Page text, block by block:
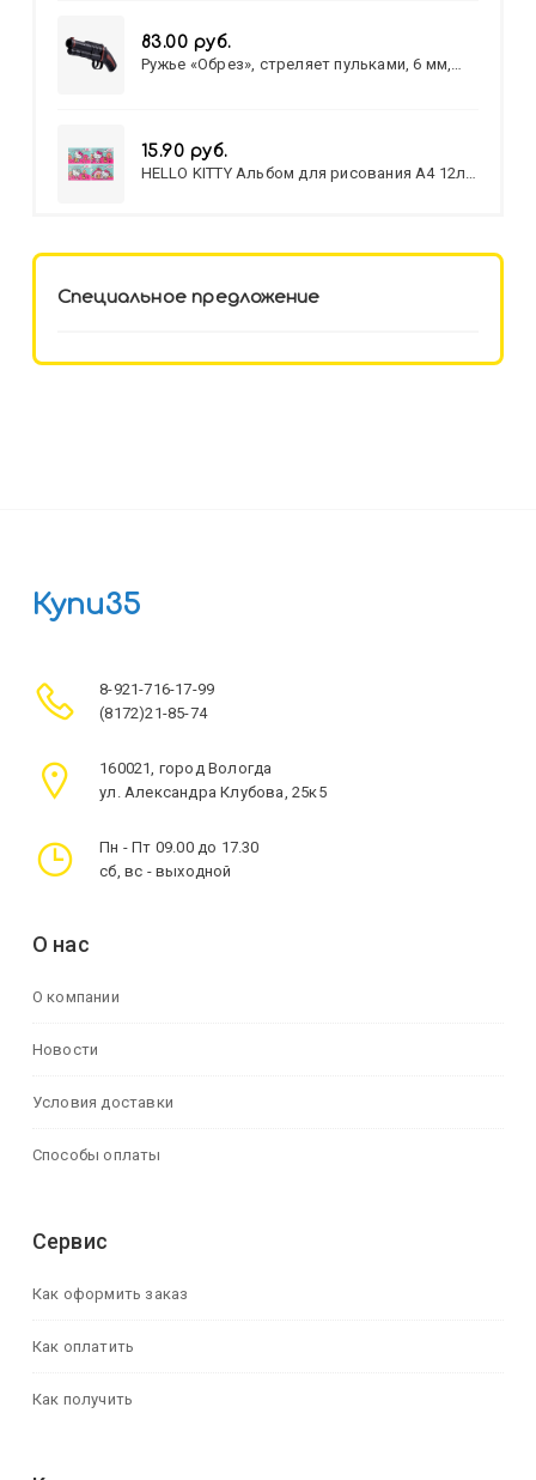
83.00 руб.
Ружье «Обрез», стреляет пульками, 6 мм,
15.90 руб.
HELLO KITTY Альбом для рисования А4 12л.
Специальное предложение
Купи35
8-921-716-17-99
(8172)21-85-74
160021, город Вологда
ул. Александра Клубова, 25к5
Пн - Пт 09.00 до 17.30
сб, вс - выходной
О нас
О компании
Новости
Условия доставки
Способы оплаты
Сервис
Как оформить заказ
Как оплатить
Как получить